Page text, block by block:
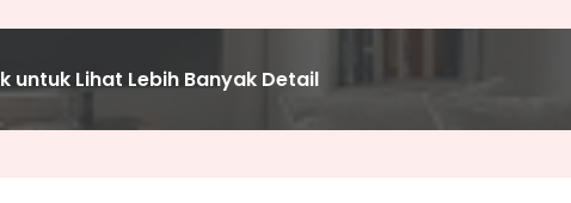
untuk Lihat Lebih Banyak Detail